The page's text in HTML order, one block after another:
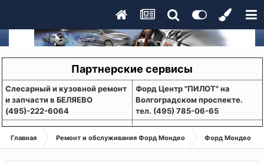
Партнерские сервисы
Слесарный и кузовной ремонт
и запчасти в БЕЛЯЕВО
(495)-222-6064
Форд Центр "ПИЛОТ" на
Волгоградском проспекте.
тел. (495) 785-06-65
Главная Ремонт и обслуживания Форд Мондео Форд Мондео-3